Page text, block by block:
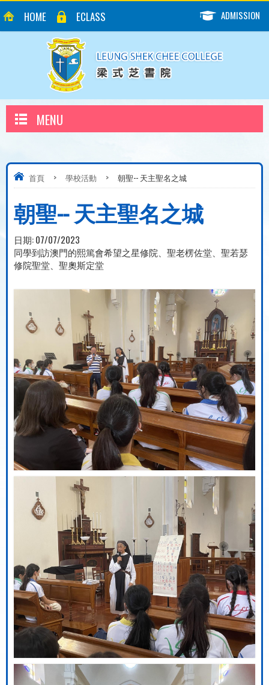
HOME ECLASS ADMISSION
MENU
首頁 > 學校活動 > 朝聖-- 天主聖名之城
朝聖-- 天主聖名之城
日期:07/07/2023
同學到訪澳門的熙篤會希望之星修院、聖老楞佐堂、聖若瑟
修院聖堂、聖奧斯定堂